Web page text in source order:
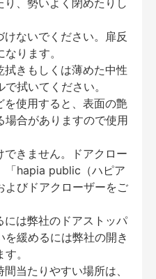
り、勢いよく閉めたりし
ないでください。扉反
ります。
きもしくは薄めた中性
拭いてください。
使用すると、表面の艶
場合がありますので使用
きません。ドアクロー
「hapia public（ハピア
よびドアクローザーをご
は弊社のドアストッパ
緩めるには弊社の開き
。
当たりやすい場所は、